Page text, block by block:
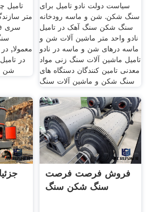
تامیل
متر
معمولا,
در
شن
سیاست دولت نادو تامیل برای
سنگ شکن. شن و ماسه رودخانه
سنگ شکن سنگ آهک در تامیل
نادو واحد متر ماشین آلات شن و
ماسه درهای شن و ماسه در نادو
تامیل ماشین آلات سنگ زنی مواد
معدنی تامین کنندگان دستگاه های
سنگ شکن و ماشین آلات سنگ
فروش فرصت فرصت
سنگ شکن سنگ